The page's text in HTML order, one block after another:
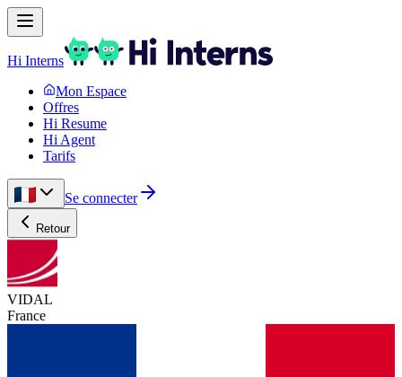
Hi Interns
Mon Espace
Offres
Hi Resume
Hi Agent
Tarifs
Se connecter
Retour
VIDAL
France